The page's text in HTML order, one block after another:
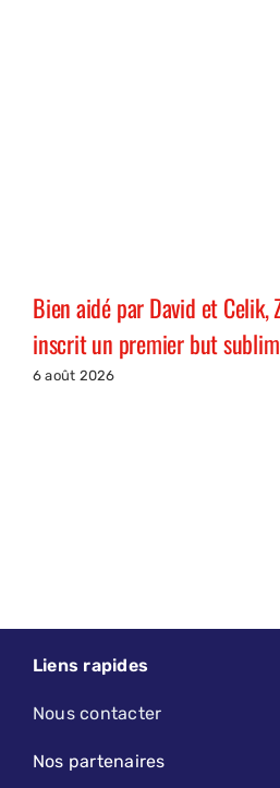
Bien aidé par David et Celik,
inscrit un premier but
6 août 2026
Liens rapides
Nous contacter
Nos partenaires